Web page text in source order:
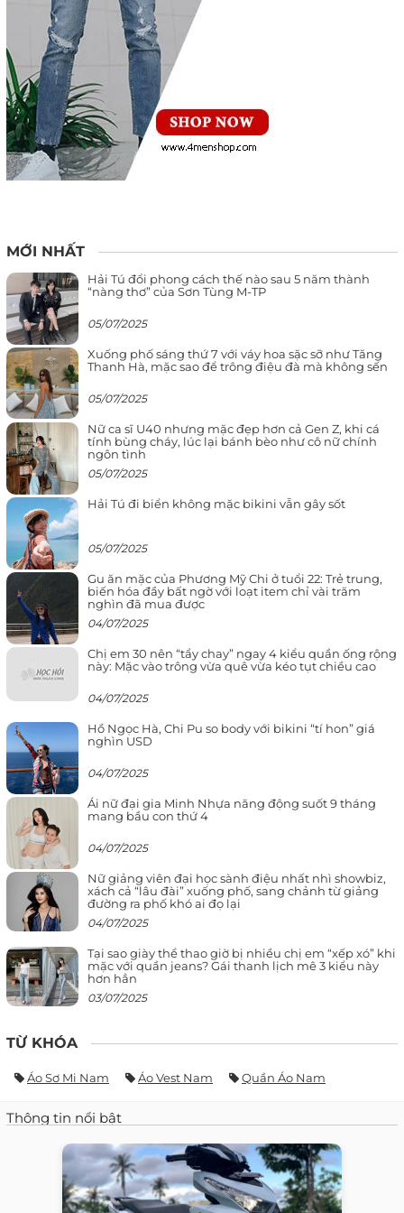
MỚI NHẤT
Hải Tú đổi phong cách thế nào sau 5 năm thành
“nàng thơ” của Sơn Tùng M-TP
05/07/2025
Xuống phố sáng thứ 7 với váy hoa sặc sỡ như Tăng
Thanh Hà, mặc sao để trông điệu đà mà không sến
05/07/2025
Nữ ca sĩ U40 nhưng mặc đẹp hơn cả Gen Z, khi cá
tính bùng cháy, lúc lại bánh bèo như cô nữ chính
ngôn tình
05/07/2025
Hải Tú đi biển không mặc bikini vẫn gây sốt
05/07/2025
Gu ăn mặc của Phương Mỹ Chi ở tuổi 22: Trẻ trung,
biến hóa đầy bất ngờ với loạt item chỉ vài trăm
nghìn đã mua được
04/07/2025
Chị em 30 nên “tẩy chay” ngay 4 kiểu quần ống rộng
này: Mặc vào trông vừa quê vừa kéo tụt chiều cao
04/07/2025
Hồ Ngọc Hà, Chi Pu so body với bikini “tí hon” giá
nghìn USD
04/07/2025
Ái nữ đại gia Minh Nhựa năng động suốt 9 tháng
mang bầu con thứ 4
04/07/2025
Nữ giảng viên đại học sành điệu nhất nhì showbiz,
xách cả “lâu đài” xuống phố, sang chảnh từ giảng
đường ra phố khó ai đọ lại
04/07/2025
Tại sao giày thể thao giờ bị nhiều chị em “xếp xó” khi
mặc với quần jeans? Gái thanh lịch mê 3 kiểu này
hơn hẳn
03/07/2025
TỪ KHÓA
Áo Sơ Mi Nam Áo Vest Nam Quần Áo Nam
Thông tin nổi bật